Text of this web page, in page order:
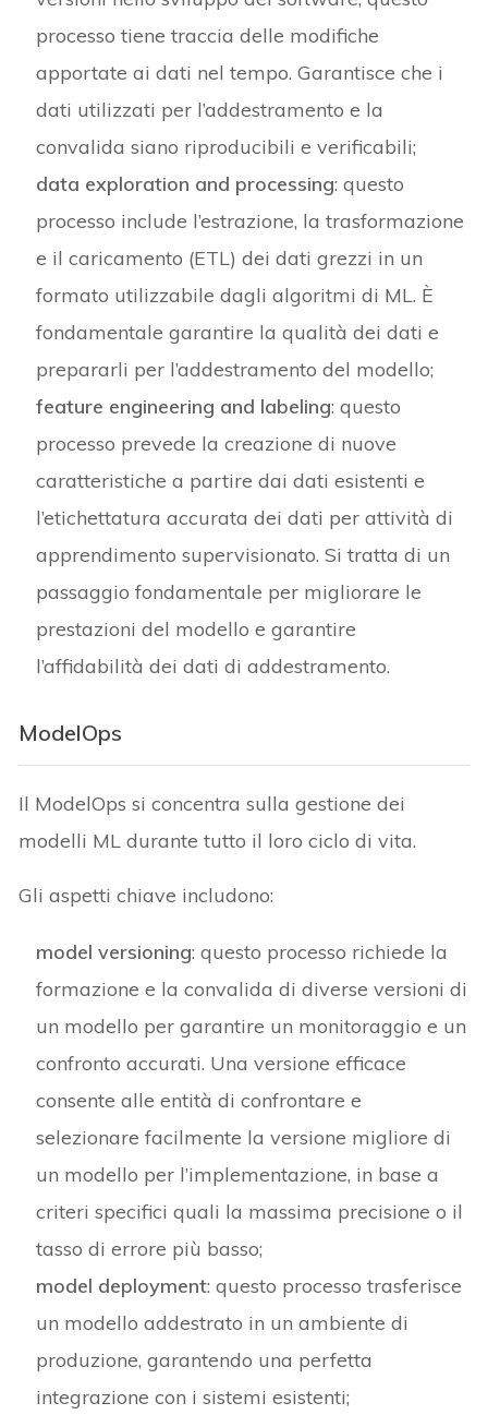
processo tiene traccia delle modifiche
apportate ai dati nel tempo. Garantisce che i
dati utilizzati per l’addestramento e la
convalida siano riproducibili e verificabili;
data exploration and processing: questo
processo include l’estrazione, la trasformazione
e il caricamento (ETL) dei dati grezzi in un
formato utilizzabile dagli algoritmi di ML. È
fondamentale garantire la qualità dei dati e
prepararli per l’addestramento del modello;
feature engineering and labeling: questo
processo prevede la creazione di nuove
caratteristiche a partire dai dati esistenti e
l’etichettatura accurata dei dati per attività di
apprendimento supervisionato. Si tratta di un
passaggio fondamentale per migliorare le
prestazioni del modello e garantire
l’affidabilità dei dati di addestramento.
ModelOps
Il ModelOps si concentra sulla gestione dei
modelli ML durante tutto il loro ciclo di vita.
Gli aspetti chiave includono:
model versioning: questo processo richiede la
formazione e la convalida di diverse versioni di
un modello per garantire un monitoraggio e un
confronto accurati. Una versione efficace
consente alle entità di confrontare e
selezionare facilmente la versione migliore di
un modello per l’implementazione, in base a
criteri specifici quali la massima precisione o il
tasso di errore più basso;
model deployment: questo processo trasferisce
un modello addestrato in un ambiente di
produzione, garantendo una perfetta
integrazione con i sistemi esistenti;